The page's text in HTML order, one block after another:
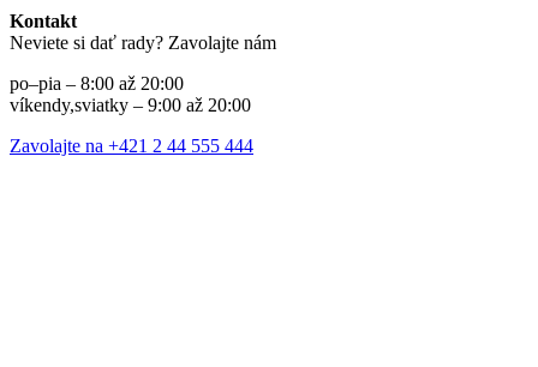
Kontakt
Neviete si dať rady? Zavolajte nám
po–pia – 8:00 až 20:00
víkendy,sviatky – 9:00 až 20:00
Zavolajte na +421 2 44 555 444